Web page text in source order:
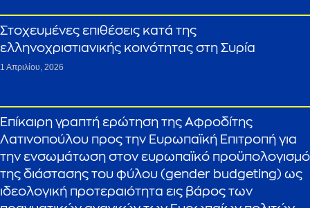
Στοχευμένες επιθέσεις κατά της
ελληνοχριστιανικής κοινότητας στη Συρία
1 Απριλίου, 2026
Επίκαιρη γραπτή ερώτηση της Αφροδίτης
Λατινοπούλου προς την Ευρωπαϊκή Επιτροπή για
την ενσωμάτωση στον ευρωπαϊκό προϋπολογισμό
της διάστασης του φύλου (gender budgeting) ως
ιδεολογική προτεραιότητα εις βάρος των